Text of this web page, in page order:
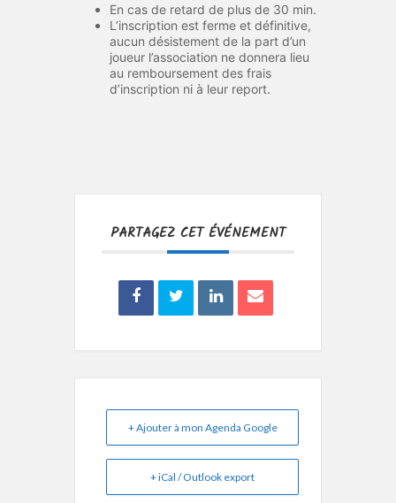
En cas de retard de plus de 30 min.
L’inscription est ferme et définitive,
aucun désistement de la part d’un
joueur l’association ne donnera lieu
au remboursement des frais
d’inscription ni à leur report.
PARTAGEZ CET ÉVÉNEMENT
+ Ajouter à mon Agenda Google
+ iCal / Outlook export